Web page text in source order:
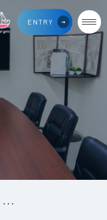
【医
療
専
門】
ニ
ッ
集
患
支
援・
ク
リ
ニ
ッ
ENTRY
･･